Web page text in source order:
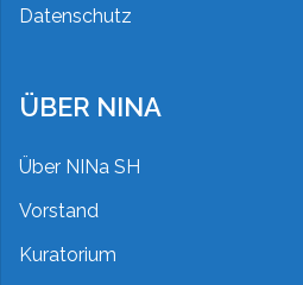
Datenschutz
ÜBER NINA
Über NINa SH
Vorstand
Kuratorium